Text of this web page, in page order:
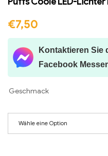
€7,50
Kontaktieren Sie
Facebook
Geschmack
Wähle eine Option